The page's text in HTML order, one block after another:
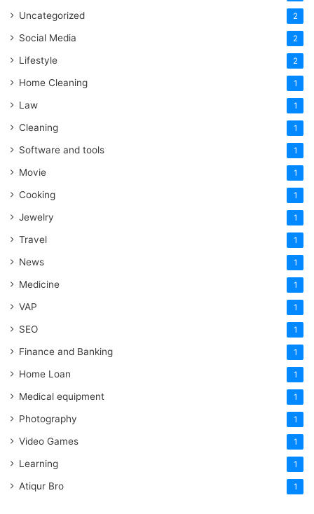
Uncategorized 2
Social Media 2
Lifestyle 2
Home Cleaning 1
Law 1
Cleaning 1
Software and tools 1
Movie 1
Cooking 1
Jewelry 1
Travel 1
News 1
Medicine 1
VAP 1
SEO 1
Finance and Banking 1
Home Loan 1
Medical equipment 1
Photography 1
Video Games 1
Learning 1
Atiqur Bro 1